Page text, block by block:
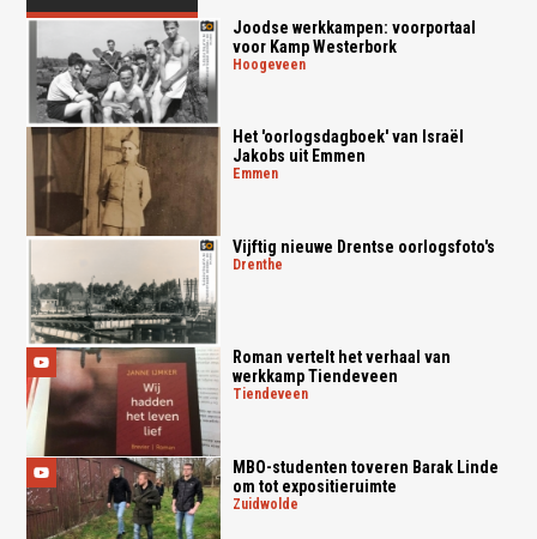
Joodse werkkampen: voorportaal
voor Kamp Westerbork
hoogeveen
Het 'oorlogsdagboek' van Israël
Jakobs uit Emmen
emmen
Vijftig nieuwe Drentse oorlogsfoto's
drenthe
Roman vertelt het verhaal van
werkkamp Tiendeveen
tiendeveen
MBO-studenten toveren Barak Linde
om tot expositieruimte
zuidwolde